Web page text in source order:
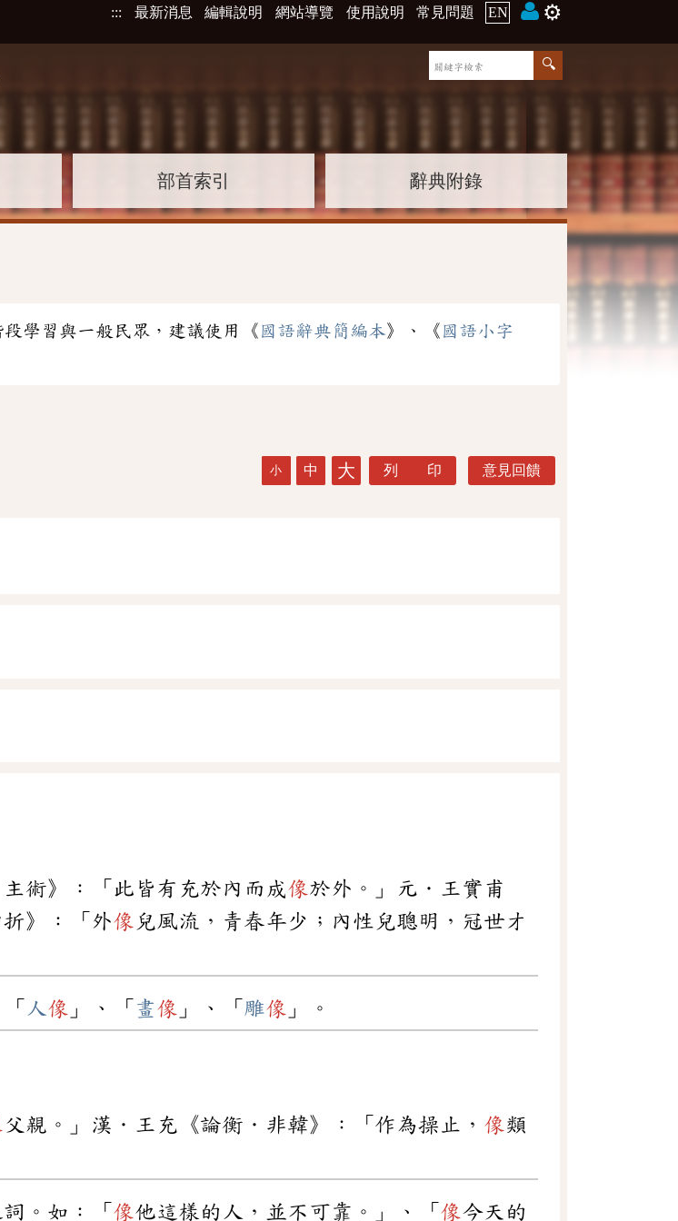
::: 最新消息 編輯說明 網站導覽 使用說明 常見問題 EN ⚙️
部首索引 辭典附錄
段學習與一般民眾，建議使用《 國語辭典簡編本》、《 國語小字
小 中 大 列 印 意見回饋
術》：「此皆有充於內而成像於外。」元．王實甫
》：「外像 兒風流，青春年少；內性兒聰明，冠世才
人 像 」、「 畫像 」、「 雕像 」。
父親。」漢．王充《論衡．非韓》：「作為操止， 像 類
。如：「 像他這樣的人，並不可靠。」、「 像今天的